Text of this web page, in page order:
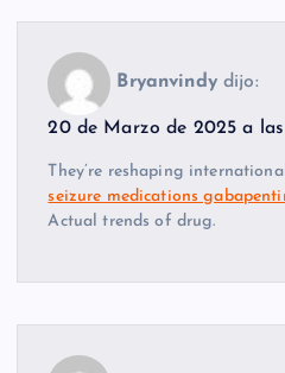
Bryanvindy dijo:
20 de Marzo de 2025 a
They’re reshaping
seizure medications
Actual trends of drug.